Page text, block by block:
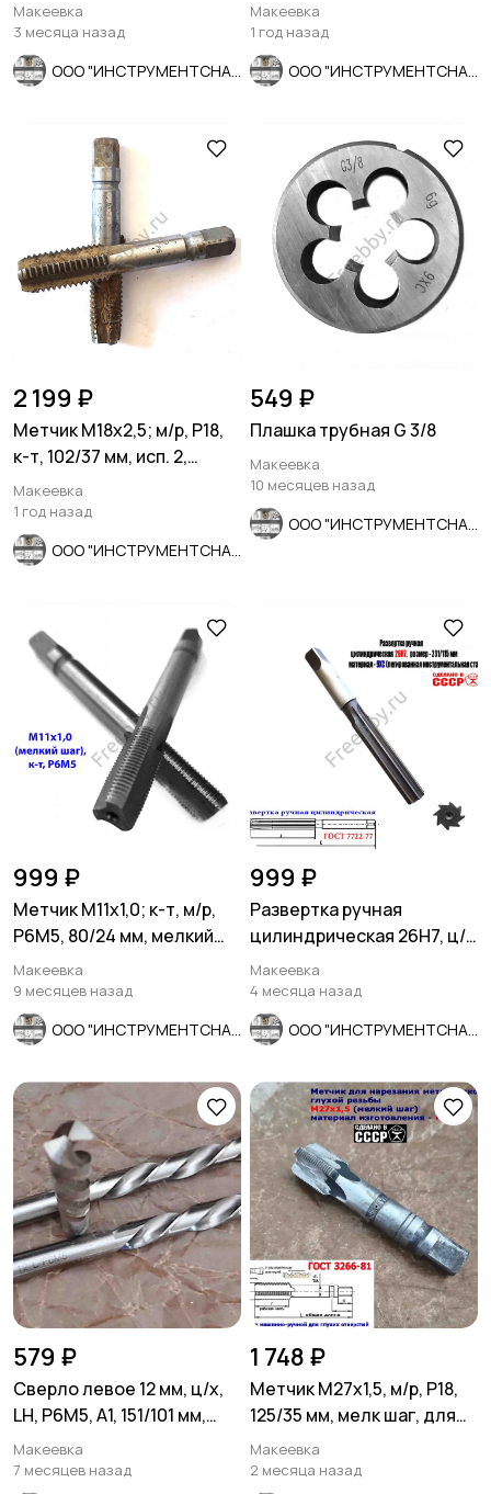
СССР.
Макеевка
3 месяца назад
шлифо
Макеевка
1 год назад
2 199 ₽
Метчик М18х2,5; м/р, Р18,
к-т, 102/37 мм, исп. 2,
основной шаг, СССР.
Макеевка
1 год назад
549 ₽
Плашка трубная G 3/8
Макеевка
10 месяцев назад
999 ₽
Метчик М11х1,0; к-т, м/р,
Р6М5, 80/24 мм, мелкий
шаг, ГОСТ 3266-81, ис
Макеевка
9 месяцев назад
999 ₽
Развертка ручная
цилиндрическая 26Н7, ц/
х, 9ХС, 231/115 мм, Z8,
СССР.
Макеевка
4 месяца назад
579 ₽
Сверло левое 12 мм, ц/х,
LH, Р6М5, А1, 151/101 мм,
ГОСТ 10902-77.
Макеевка
7 месяцев назад
1 748 ₽
Метчик М27х1,5, м/р, Р18,
125/35 мм, мелк шаг, для
скв и гл резьбы, СССР
Макеевка
2 месяца назад